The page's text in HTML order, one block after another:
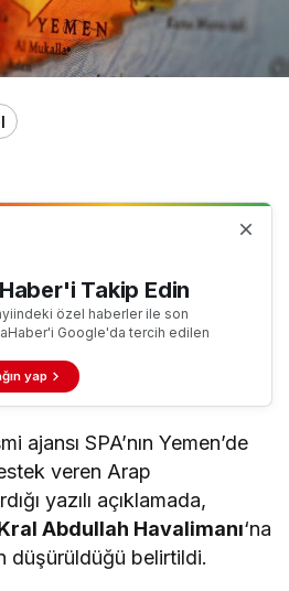
Takip Edin
özel haberler ile son
Google'da tercih edilen
yap
ajansı SPA’nın Yemen’de
veren Arap
yazılı açıklamada,
Abdullah Havalimanı‘na
düşürüldüğü belirtildi.